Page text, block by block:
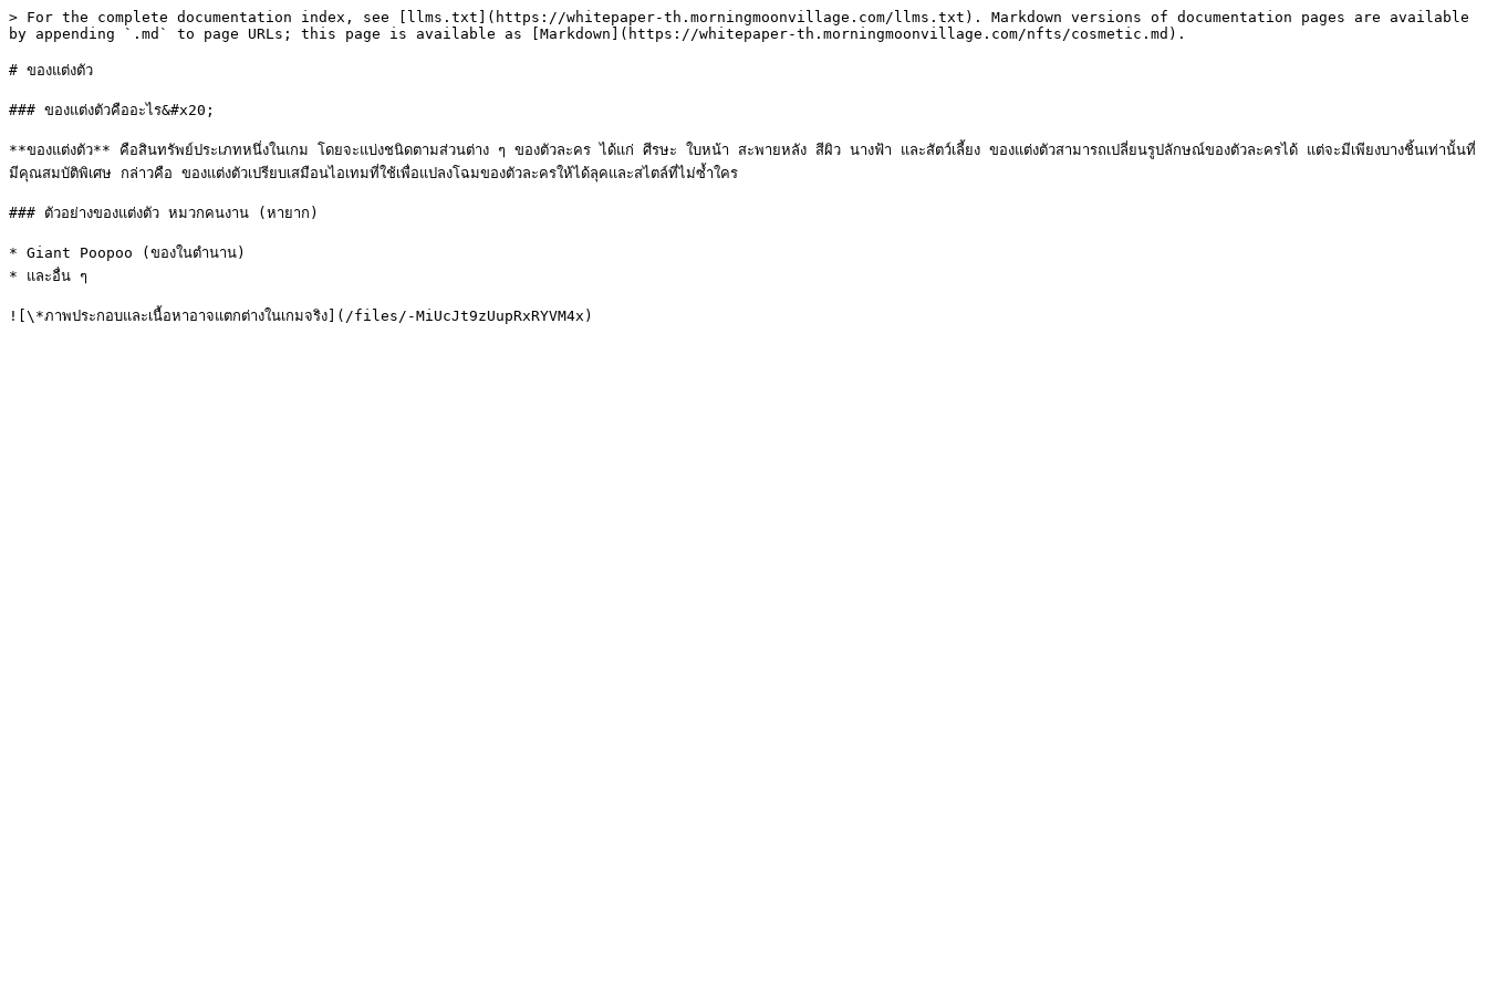
> For the complete documentation index, see [llms.txt](https://whitepaper-th.morningmoonvillage.com/llms.txt). Markdown versions of documentation pages are available
by appending `.md` to page URLs; this page is available as [Markdown](https://whitepaper-th.morningmoonvillage.com/nfts/cosmetic.md).
# ของแต่งตัว
### ของแต่งตัวคืออะไร&#x20;
**ของแต่งตัว** คือสินทรัพย์ประเภทหนึ่งในเกม โดยจะแบ่งชนิดตามส่วนต่าง ๆ ของตัวละคร ได้แก่ ศีรษะ ใบหน้า สะพายหลัง สีผิว นางฟ้า และสัตว์เลี้ยง ของแต่งตัวสามารถเปลี่ยนรูปลักษณ์ของตัวละครได้ แต่จะมีเพียงบางชิ้นเท่านั้นที่
มีคุณสมบัติพิเศษ กล่าวคือ ของแต่งตัวเปรียบเสมือนไอเทมที่ใช้เพื่อแปลงโฉมของตัวละครให้ได้ลุคและสไตล์ที่ไม่ซ้ำใคร
### ตัวอย่างของแต่งตัว หมวกคนงาน (หายาก)
* Giant Poopoo (ของในตำนาน)
* และอื่น ๆ